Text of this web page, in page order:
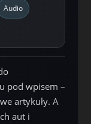
Audio
pod wpisem –
artykuły. A
aut i